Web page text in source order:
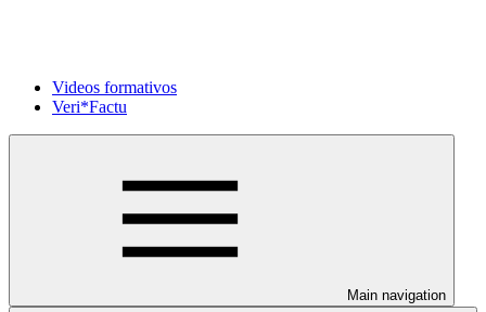
Videos formativos
Veri*Factu
Main navigation